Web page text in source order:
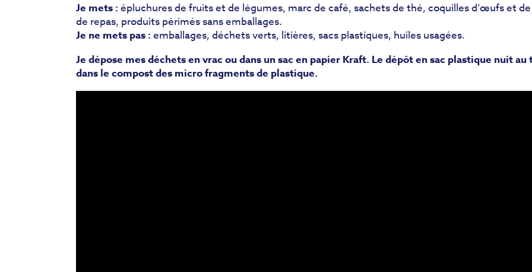
Je mets : épluchures de fruits et de légumes, marc de café, sachets de thé, coquilles d’œufs et
de repas, produits périmés sans emballages.
Je ne mets pas : emballages, déchets verts, litières, sacs plastiques, huiles usagées.
Je dépose mes déchets en vrac ou dans un sac en papier Kraft. Le dépôt en sac plastique nuit
dans le compost des micro fragments de plastique.